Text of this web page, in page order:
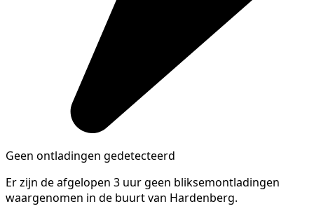
Geen ontladingen gedetecteerd
Er zijn de afgelopen 3 uur geen bliksemontladingen
waargenomen in de buurt van Hardenberg.